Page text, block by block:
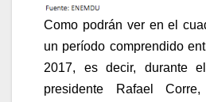
Como podrán ver en el
un período comprendido
2017, es decir, durante
presidente Rafael